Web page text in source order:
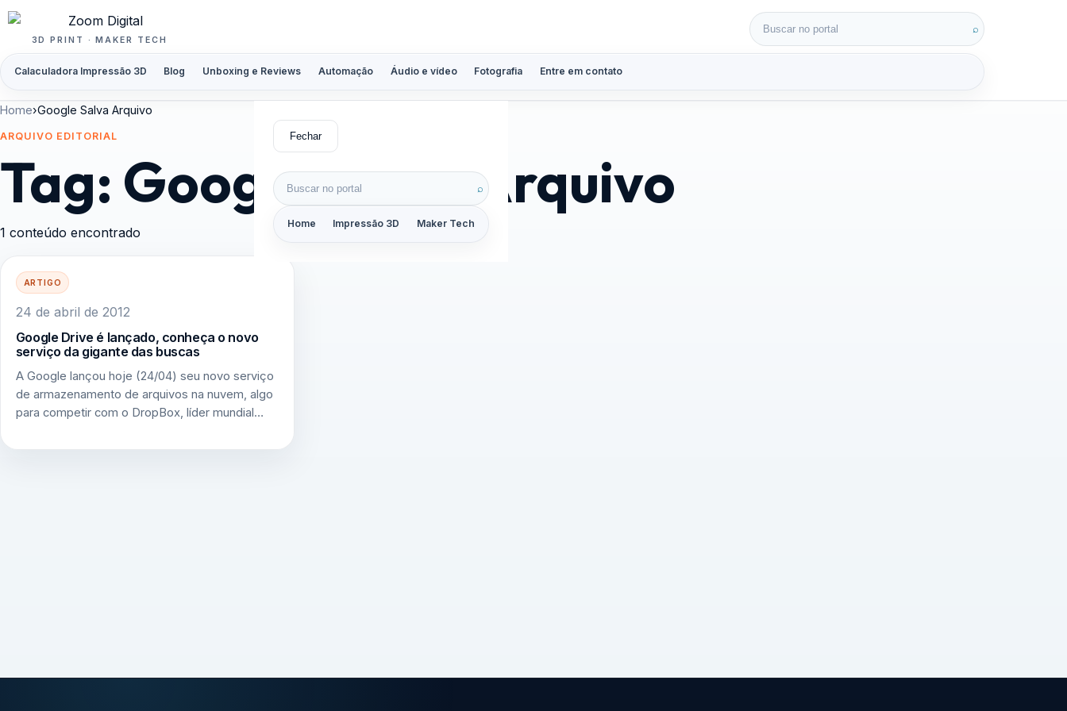
Pular para o conteúdo
3D PRINT · MAKER TECH
Calaculadora Impressão 3D Blog Unboxing e Reviews Automação Áudio e vídeo Fotografia Entre em contato
Buscar por: ⌕
Fechar
Buscar por: ⌕
Home Impressão 3D Maker Tech
Home›Google Salva Arquivo
ARQUIVO EDITORIAL
Tag: Google Salva Arquivo
1 conteúdo encontrado
ARTIGO
24 de abril de 2012
Google Drive é lançado, conheça o novo
serviço da gigante das buscas
A Google lançou hoje (24/04) seu novo serviço
de armazenamento de arquivos na nuvem, algo
para competir com o DropBox, líder mundial…